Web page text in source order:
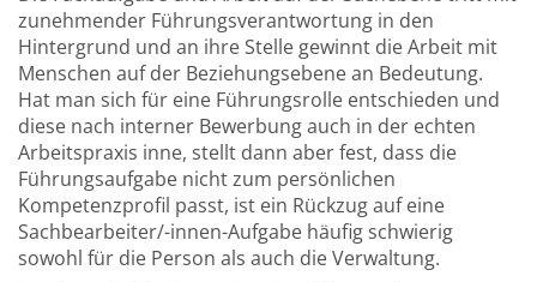
zunehmender Führungsverantwortung in den
Hintergrund und an ihre Stelle gewinnt die Arbeit mit
Menschen auf der Beziehungsebene an Bedeutung.
Hat man sich für eine Führungsrolle entschieden und
diese nach interner Bewerbung auch in der echten
Arbeitspraxis inne, stellt dann aber fest, dass die
Führungsaufgabe nicht zum persönlichen
Kompetenzprofil passt, ist ein Rückzug auf eine
Sachbearbeiter/-innen-Aufgabe häufig schwierig
sowohl für die Person als auch die Verwaltung.